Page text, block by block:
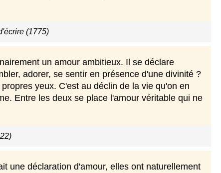
(1775)
un amour ambitieux. Il se déclare
adorer, se sentir en présence d'une divinité ?
yeux. C'est au déclin de la vie qu'on en
Entre les deux se place l'amour véritable qui ne
une déclaration d'amour, elles ont naturellement